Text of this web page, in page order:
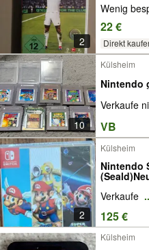
2
Wenig
22 €
Direkt
10
Külsheim
Nintendo
Verkaufe
VB
2
Külsheim
Nintendo
Verkaufe
125 €
Külsheim